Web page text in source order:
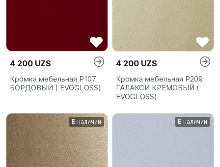
4 200 UZS
Кромка мебельная P107
БОРДОВЫЙ ( EVOGLOSS)
4 200 UZS
Кромка мебельная P209
ГАЛАКСИ КРЕМОВЫЙ (
EVOGLOSS)
В наличии В наличии